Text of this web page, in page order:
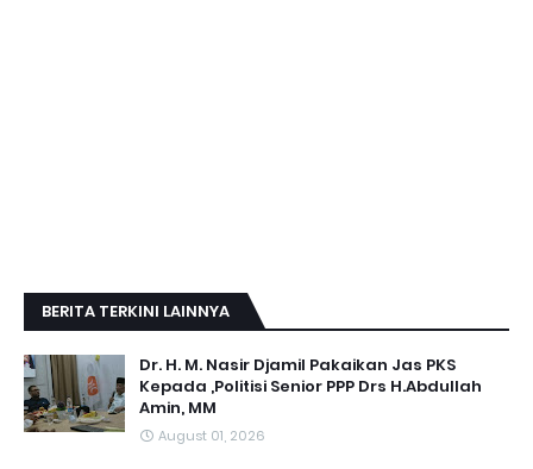
BERITA TERKINI LAINNYA
Dr. H. M. Nasir Djamil Pakaikan Jas PKS
Kepada ,Politisi Senior PPP Drs H.Abdullah
Amin, MM
August 01, 2026